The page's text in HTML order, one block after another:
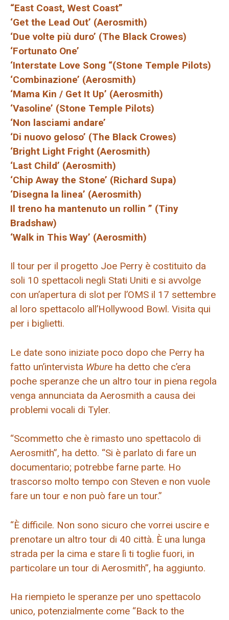
“East Coast, West Coast”
‘Get the Lead Out’ (Aerosmith)
‘Due volte più duro’ (The Black Crowes)
‘Fortunato One’
‘Interstate Love Song “(Stone Temple Pilots)
‘Combinazione’ (Aerosmith)
‘Mama Kin / Get It Up’ (Aerosmith)
‘Vasoline’ (Stone Temple Pilots)
‘Non lasciami andare’
‘Di nuovo geloso’ (The Black Crowes)
‘Bright Light Fright (Aerosmith)
‘Last Child’ (Aerosmith)
‘Chip Away the Stone’ (Richard Supa)
‘Disegna la linea’ (Aerosmith)
Il treno ha mantenuto un rollin ” (Tiny
Bradshaw)
‘Walk in This Way’ (Aerosmith)
Il tour per il progetto Joe Perry è costituito da
soli 10 spettacoli negli Stati Uniti e si avvolge
con un’apertura di slot per l’OMS il 17 settembre
al loro spettacolo all’Hollywood Bowl. Visita qui
per i biglietti.
Le date sono iniziate poco dopo che Perry ha
fatto un’intervista Wbure ha detto che c’era
poche speranze che un altro tour in piena regola
venga annunciata da Aerosmith a causa dei
problemi vocali di Tyler.
“Scommetto che è rimasto uno spettacolo di
Aerosmith”, ha detto. “Si è parlato di fare un
documentario; potrebbe farne parte. Ho
trascorso molto tempo con Steven e non vuole
fare un tour e non può fare un tour.”
“È difficile. Non sono sicuro che vorrei uscire e
prenotare un altro tour di 40 città. È una lunga
strada per la cima e stare lì ti toglie fuori, in
particolare un tour di Aerosmith”, ha aggiunto.
Ha riempieto le speranze per uno spettacolo
unico, potenzialmente come “Back to the